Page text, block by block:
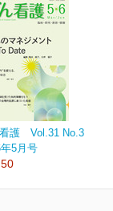
護 Vol.31 No.3
5月号